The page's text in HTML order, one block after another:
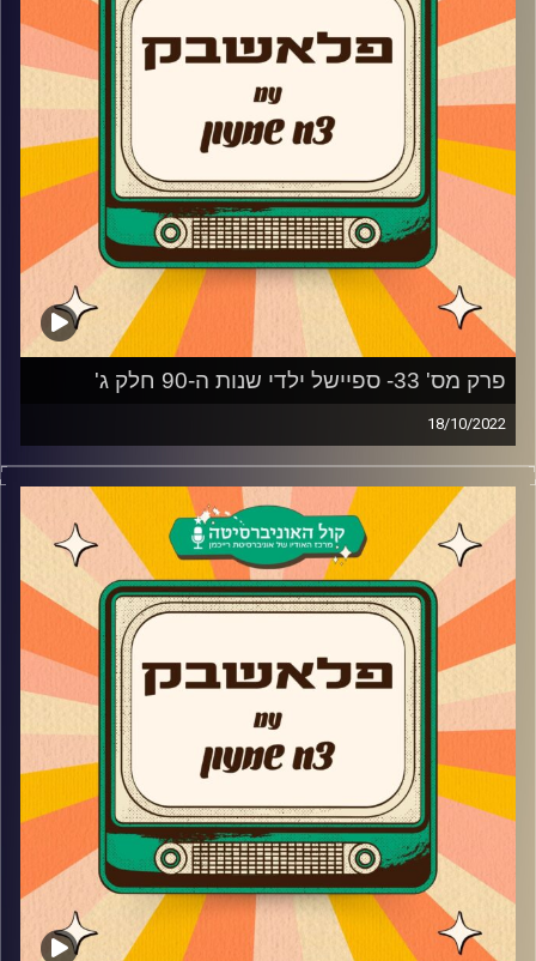
פרק מס' 33- ספיישל ילדי שנות ה-90 חלק ג'
18/10/2022
צח שמעון מביא לכם מוזיקה נוסטלגית משנות ה-90, שנות
ה-2000, את השירים מהסדרות, הסרטים ואפילו הפסטיגלים
שכולנו גדלנו עליהם בשילוב סיפורים וחוויות נעורים
קרדיט תמונות:AudioVersity